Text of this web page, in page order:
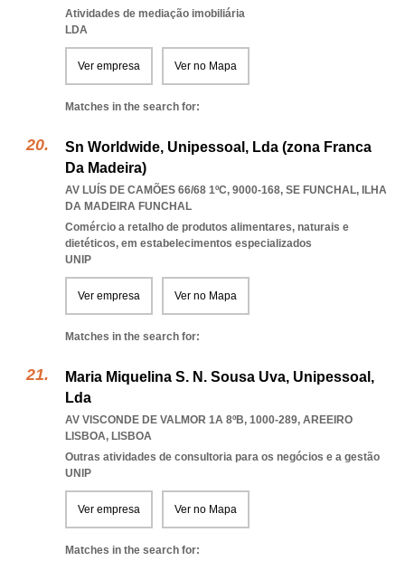
Atividades de mediação imobiliária
LDA
Ver empresa Ver no Mapa
Matches in the search for:
Sn Worldwide, Unipessoal, Lda (zona Franca
Da Madeira)
AV LUÍS DE CAMÕES 66/68 1ºC, 9000-168, SE FUNCHAL, ILHA
DA MADEIRA FUNCHAL
Comércio a retalho de produtos alimentares, naturais e
dietéticos, em estabelecimentos especializados
UNIP
Ver empresa Ver no Mapa
Matches in the search for:
Maria Miquelina S. N. Sousa Uva, Unipessoal,
Lda
AV VISCONDE DE VALMOR 1A 8ºB, 1000-289, AREEIRO
LISBOA, LISBOA
Outras atividades de consultoria para os negócios e a gestão
UNIP
Ver empresa Ver no Mapa
Matches in the search for: